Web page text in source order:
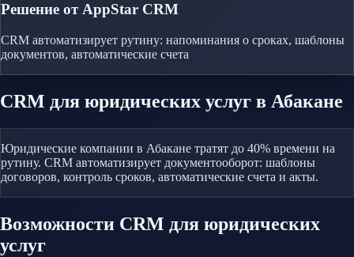
Решение от AppStar CRM
CRM автоматизирует рутину: напоминания о сроках, шаблоны
документов, автоматические счета
CRM для юридических услуг в Абакане
Юридические компании в Абакане тратят до 40% времени на
рутину. CRM автоматизирует документооборот: шаблоны
договоров, контроль сроков, автоматические счета и акты.
Возможности CRM для юридических
услуг